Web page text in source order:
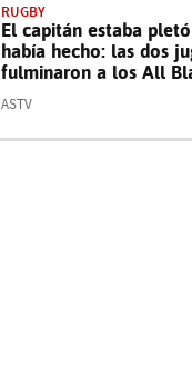
RUGBY
El capitán estaba
había hecho: las dos
fulminaron a los All
ASTV